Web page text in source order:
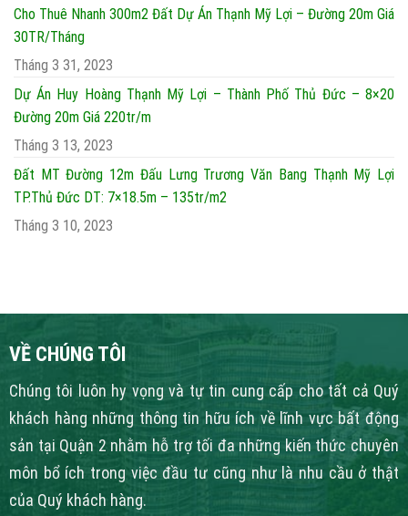
Cho Thuê Nhanh 300m2 Đất Dự Án Thạnh Mỹ Lợi – Đường 20m Giá
30TR/Tháng
Tháng 3 31, 2023
Dự Án Huy Hoàng Thạnh Mỹ Lợi – Thành Phố Thủ Đức – 8×20
Đường 20m Giá 220tr/m
Tháng 3 13, 2023
Đất MT Đường 12m Đấu Lưng Trương Văn Bang Thạnh Mỹ Lợi
TP.Thủ Đức DT: 7×18.5m – 135tr/m2
Tháng 3 10, 2023
VỀ CHÚNG TÔI
Chúng tôi luôn hy vọng và tự tin cung cấp cho tất cả Quý
khách hàng những thông tin hữu ích về lĩnh vực bất động
sản tại Quận 2 nhằm hỗ trợ tối đa những kiến thức chuyên
môn bổ ích trong việc đầu tư cũng như là nhu cầu ở thật
của Quý khách hàng.